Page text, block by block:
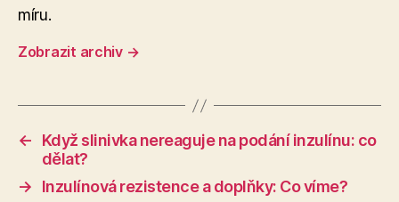
míru.
Zobrazit archiv →
←
Když slinivka nereaguje na podání inzulínu: co
dělat?
→
Inzulínová rezistence a doplňky: Co víme?